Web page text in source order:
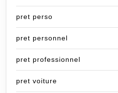
pret perso
pret personnel
pret professionnel
pret voiture